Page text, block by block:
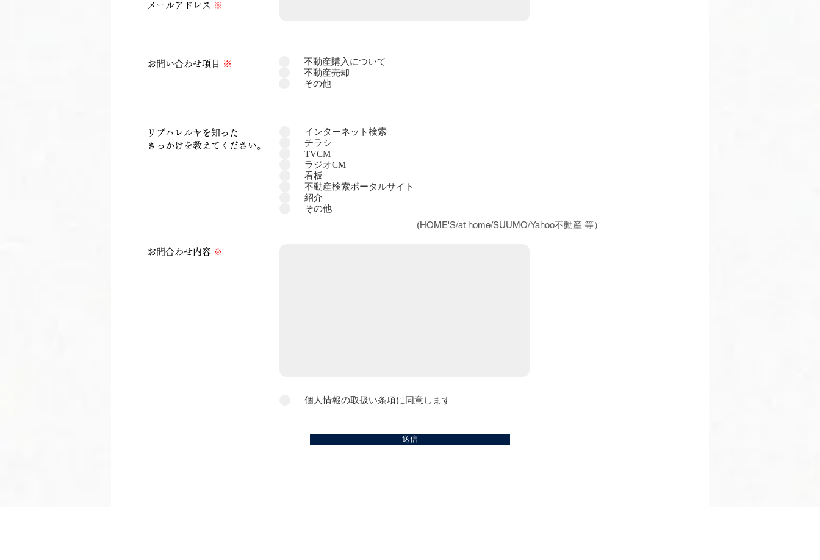
​メールアドレス ※
お問い合わせ項目 ※
不動産購入について
不動産売却
その他
​リブハレルヤを知った
きっかけを教えてください。
インターネット検索
チラシ
TVCM
ラジオCM
看板
不動産検索ポータルサイト
紹介
その他
(HOME'S/at home/SUUMO/Yahoo不動産 等）
​お問合わせ内容 ※
個人情報の取扱い条項に同意します
送信